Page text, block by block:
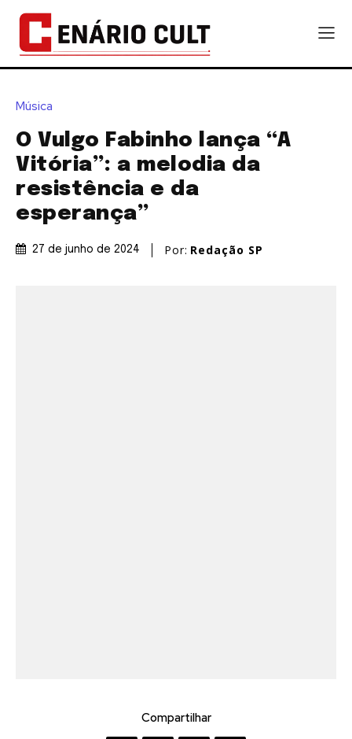
Música
O Vulgo Fabinho lança “A
Vitória”: a melodia da
resistência e da
esperança”
27 de junho de 2024 Por: Redação SP
Compartilhar